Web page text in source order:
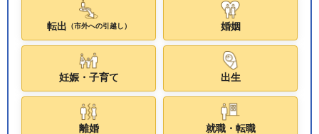
転出 （市外への引越し） 婚姻
妊娠・子育て 出生
離婚 就職・転職